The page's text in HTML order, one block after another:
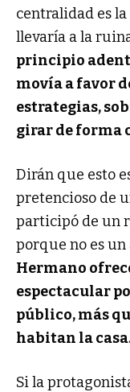
centralidad es
llevaría a la
principio
movía a favor
estrategias,
girar de forma
Dirán que esto
pretencioso de
participó de un
porque no es
Hermano
espectacular
público, más
habitan la
Si la